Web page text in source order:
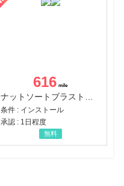
616
条件 : インストール
承認 : 1日程度
無料